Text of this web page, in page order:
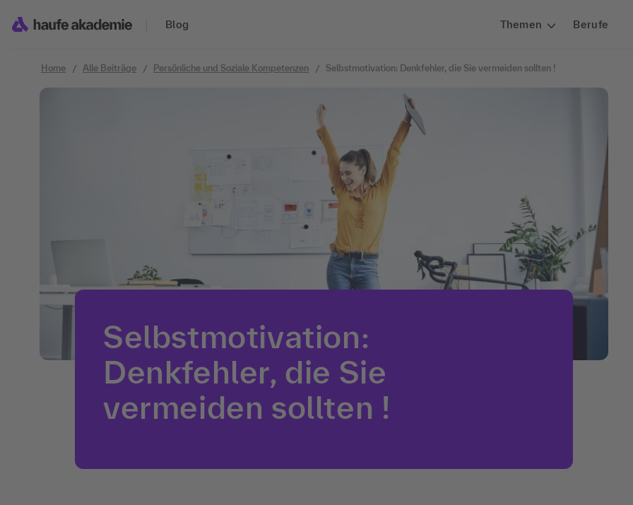
Blog
Themen Berufe
Home Alle Beiträge Persönliche und Soziale Kompetenzen Selbstmotivation: Denkfehler, die Sie vermeiden sollten !
Selbstmotivation:
Denkfehler, die Sie
vermeiden sollten !